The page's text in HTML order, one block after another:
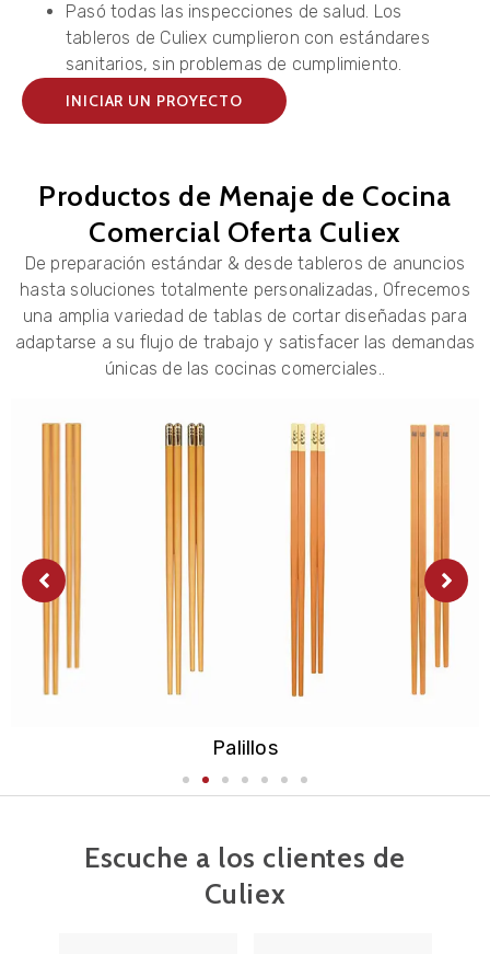
Pasó todas las inspecciones de salud. Los
tableros de Culiex cumplieron con estándares
sanitarios, sin problemas de cumplimiento.
INICIAR UN PROYECTO
Productos de Menaje de Cocina
Comercial Oferta Culiex
De preparación estándar & desde tableros de anuncios
hasta soluciones totalmente personalizadas, Ofrecemos
una amplia variedad de tablas de cortar diseñadas para
adaptarse a su flujo de trabajo y satisfacer las demandas
únicas de las cocinas comerciales..
Tabla de cortar
Escuche a los clientes de
Culiex